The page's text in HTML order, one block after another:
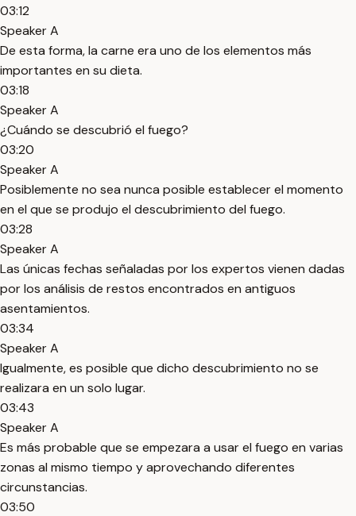
03:12
Speaker A
De esta forma, la carne era uno de los elementos más
importantes en su dieta.
03:18
Speaker A
¿Cuándo se descubrió el fuego?
03:20
Speaker A
Posiblemente no sea nunca posible establecer el momento
en el que se produjo el descubrimiento del fuego.
03:28
Speaker A
Las únicas fechas señaladas por los expertos vienen dadas
por los análisis de restos encontrados en antiguos
asentamientos.
03:34
Speaker A
Igualmente, es posible que dicho descubrimiento no se
realizara en un solo lugar.
03:43
Speaker A
Es más probable que se empezara a usar el fuego en varias
zonas al mismo tiempo y aprovechando diferentes
circunstancias.
03:50